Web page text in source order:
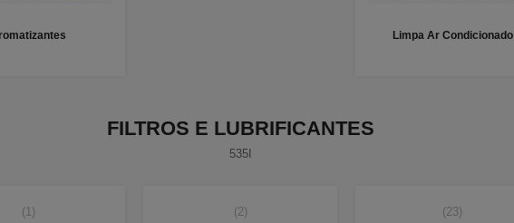
Limpa Ar Condicionado
FILTROS E LUBRIFICANTES
535I
(1) (2) (23)